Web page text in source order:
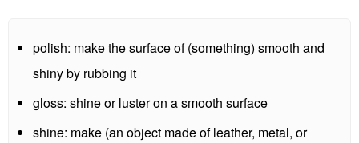
polish: make the surface of (something) smooth and
shiny by rubbing it
gloss: shine or luster on a smooth surface
shine: make (an object made of leather, metal, or